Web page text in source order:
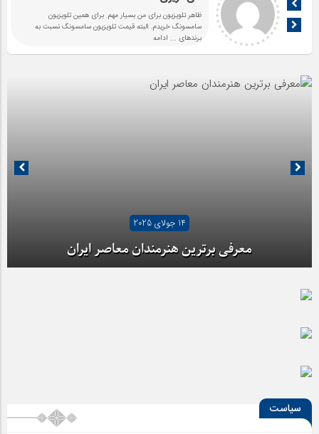
ظاهر تلویزیون برای من بسیار مهم. برای همین تلویزیون
سامسونگ خریدم. البته قیمت تلویزیون سامسونگ نسبت به
برندهای ... ادامه
14 جولای 2025
معرفی برترین هنرمندان معاصر ایران
سیاست